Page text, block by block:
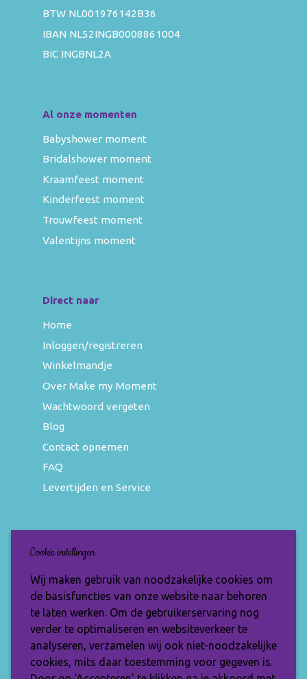
BTW NL001976142B36
IBAN NL52INGB0008861004
BIC INGBNL2A
Al onze momenten
Babyshower moment
Bridalshower moment
Kraamfeest moment
Kinderfeest moment
Trouwfeest moment
Valentijns moment
Direct naar
Home
Inloggen/registreren
Winkelmandje
Over Make my Moment
Wachtwoord vergeten
Blog
Contact opnemen
FAQ
Levertijden en Service
Nieuwsbrief
Wil jij op de hoogte blijven van de nieuwste
items en speciale aanbiedingen? Vul je e-
mailadres dan in en ontvang de Make My
Moment nieuwsbrief.
Cookie instellingen
Wij maken gebruik van noodzakelijke cookies om
de basisfuncties van onze website naar behoren
te laten werken. Om de gebruikerservaring nog
verder te optimaliseren en websiteverkeer te
analyseren, verzamelen wij ook niet-noodzakelijke
cookies, mits daar toestemming voor gegeven is.